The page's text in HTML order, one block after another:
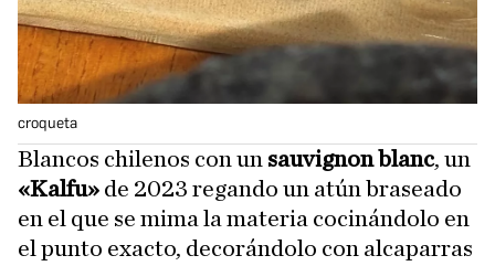
croqueta
Blancos chilenos con un sauvignon blanc, un
«Kalfu» de 2023 regando un atún braseado
en el que se mima la materia cocinándolo en
el punto exacto, decorándolo con alcaparras